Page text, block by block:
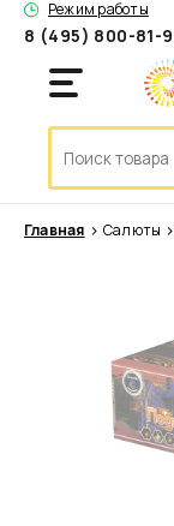
Режим работы
8 (495) 800-81-
Главная Салюты